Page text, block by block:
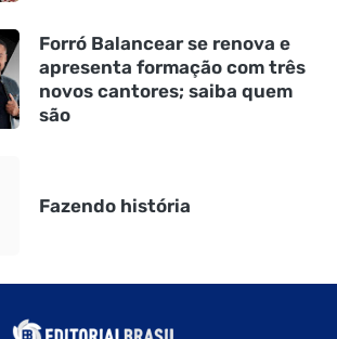
Forró Balancear se renova e
apresenta formação com três
novos cantores; saiba quem
são
Fazendo história